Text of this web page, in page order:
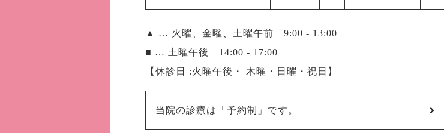
▲ … 火曜、金曜、土曜午前 9:00 - 13:00
■ … 土曜午後 14:00 - 17:00
【休診日 :火曜午後・ 木曜・日曜・祝日】
当院の診療は「予約制」です。